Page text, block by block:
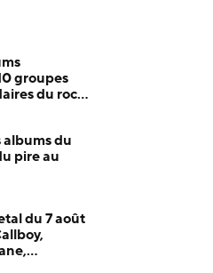
groupes
du rock
albums du
pire au
du 7 août